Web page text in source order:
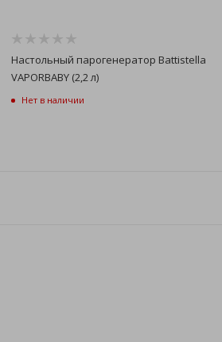
Настольный парогенератор Battistella
VAPORBABY (2,2 л)
Нет в наличии